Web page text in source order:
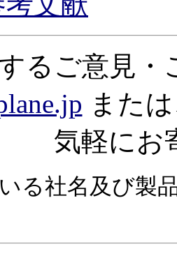
るご意見
また
気軽にお
る社名及び製